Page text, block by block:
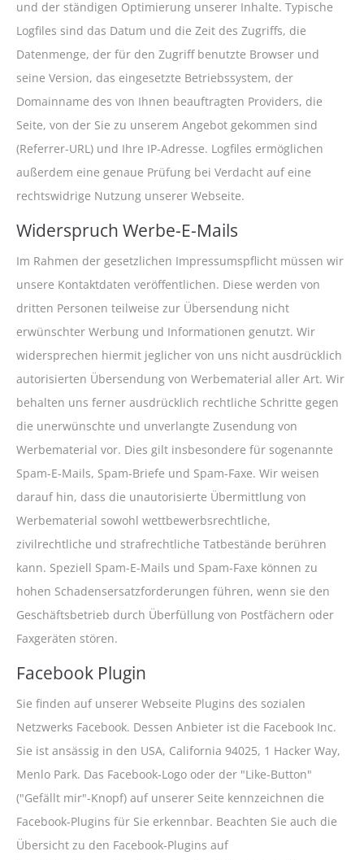
und der ständigen Optimierung unserer Inhalte. Typische
Logfiles sind das Datum und die Zeit des Zugriffs, die
Datenmenge, der für den Zugriff benutzte Browser und
seine Version, das eingesetzte Betriebssystem, der
Domainname des von Ihnen beauftragten Providers, die
Seite, von der Sie zu unserem Angebot gekommen sind
(Referrer-URL) und Ihre IP-Adresse. Logfiles ermöglichen
außerdem eine genaue Prüfung bei Verdacht auf eine
rechtswidrige Nutzung unserer Webseite.
Widerspruch Werbe-E-Mails
Im Rahmen der gesetzlichen Impressumspflicht müssen wir
unsere Kontaktdaten veröffentlichen. Diese werden von
dritten Personen teilweise zur Übersendung nicht
erwünschter Werbung und Informationen genutzt. Wir
widersprechen hiermit jeglicher von uns nicht ausdrücklich
autorisierten Übersendung von Werbematerial aller Art. Wir
behalten uns ferner ausdrücklich rechtliche Schritte gegen
die unerwünschte und unverlangte Zusendung von
Werbematerial vor. Dies gilt insbesondere für sogenannte
Spam-E-Mails, Spam-Briefe und Spam-Faxe. Wir weisen
darauf hin, dass die unautorisierte Übermittlung von
Werbematerial sowohl wettbewerbsrechtliche,
zivilrechtliche und strafrechtliche Tatbestände berühren
kann. Speziell Spam-E-Mails und Spam-Faxe können zu
hohen Schadensersatzforderungen führen, wenn sie den
Geschäftsbetrieb durch Überfüllung von Postfächern oder
Faxgeräten stören.
Facebook Plugin
Sie finden auf unserer Webseite Plugins des sozialen
Netzwerks Facebook. Dessen Anbieter ist die Facebook Inc.
Sie ist ansässig in den USA, California 94025, 1 Hacker Way,
Menlo Park. Das Facebook-Logo oder der "Like-Button"
("Gefällt mir"-Knopf) auf unserer Seite kennzeichnen die
Facebook-Plugins für Sie erkennbar. Beachten Sie auch die
Übersicht zu den Facebook-Plugins auf